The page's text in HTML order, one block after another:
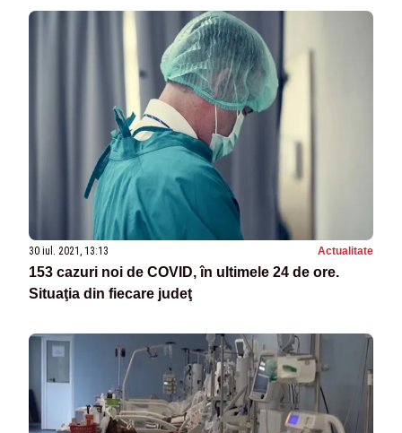
30 iul. 2021, 13:13 Actualitate
153 cazuri noi de COVID, în ultimele 24 de ore.
Situaţia din fiecare judeţ